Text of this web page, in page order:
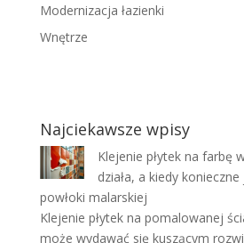
Modernizacja łazienki
Wnętrze
Najciekawsze wpisy
Klejenie płytek na farbę
działa, a kiedy
powłoki malarskiej
Klejenie płytek na pomalowanej
może wydawać się kuszącym